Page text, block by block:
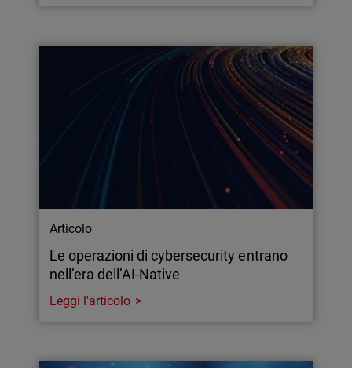
Articolo
Le operazioni di cybersecurity entrano
nell’era dell’AI-Native
Leggi l'articolo